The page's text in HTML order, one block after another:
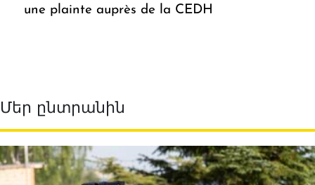
une plainte auprès de la CEDH
Մեր ընտրանին